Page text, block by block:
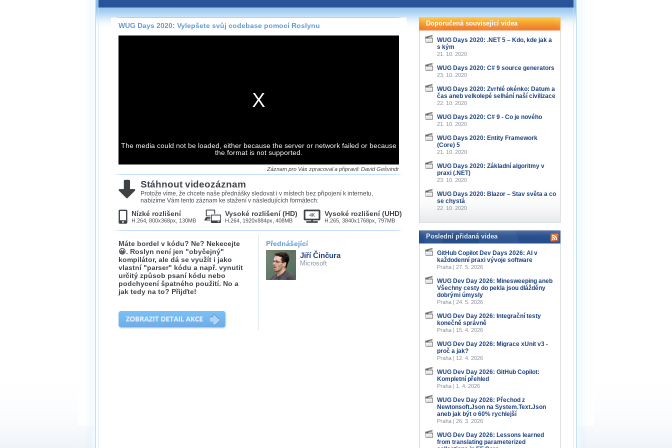
Záznamy na našem webu můžete pohodlně sledovat
přímo na stránce s využitím našehoHTML 5nebo
Silverlightpřehrávače.
neumožňuje, proto umožňujeme stahování vybraných
Velmi staré záznamy máme historicky uložené
ve formátu, který není vhodný pro stahování,
proto je ke stažení nenabízíme.
WUG Days 2020: Vylepšete svůj codebase pomocí Roslynu
The media could not be loaded, either because the server or network failed or because
the format is not supported.
Záznam pro Vás zpracoval a připravil: David Gešvindr
Stáhnout videozáznam
Protože víme, že chcete naše přednášky sledovat i v místech bez připojení k internetu,
nabízíme Vám tento záznam ke stažení v následujících formátech:
Nízké rozlišení
H.264, 800x368px, 130MB
Vysoké rozlišení (HD)
H.264, 1920x884px, 408MB
Vysoké rozlišení (UHD)
H.265, 3840x1768px, 797MB
Máte bordel v kódu? Ne? Nekecejte
😀. Roslyn není jen "obyčejný"
kompilátor, ale dá se využít i jako
vlastní "parser" kódu a např. vynutit
určitý způsob psaní kódu nebo
podchycení špatného použití. No a
jak tedy na to? Přijďte!
Přednášející
Jiří Činčura
Microsoft
Doporučená související videa
WUG Days 2020: .NET 5 – Kdo, kde jak a
s kým
21. 10. 2020
WUG Days 2020: C# 9 source generators
23. 10. 2020
WUG Days 2020: Zvrhlé okénko: Datum a
čas aneb velkolepé selhání naší civilizace
22. 10. 2020
WUG Days 2020: C# 9 - Co je nového
21. 10. 2020
WUG Days 2020: Entity Framework
(Core) 5
21. 10. 2020
WUG Days 2020: Základní algoritmy v
praxi (.NET)
23. 10. 2020
WUG Days 2020: Blazor – Stav světa a co
se chystá
22. 10. 2020
Poslední přidaná videa
GitHub Copilot Dev Days 2026: AI v
každodenní praxi vývoje software
Praha | 27. 5. 2026
WUG Dev Day 2026: Minesweeping aneb
Všechny cesty do pekla jsou dlážděny
dobrými úmysly
Praha | 24. 5. 2026
WUG Dev Day 2026: Integrační testy
konečně správně
Praha | 15. 4. 2026
WUG Dev Day 2026: Migrace xUnit v3 -
proč a jak?
Praha | 12. 4. 2026
WUG Dev Day 2026: GitHub Copilot:
Kompletní přehled
Praha | 1. 4. 2026
WUG Dev Day 2026: Přechod z
Newtonsoft.Json na System.Text.Json
aneb jak být o 60% rychlejší
Praha | 26. 3. 2026
WUG Dev Day 2026: Lessons learned
from translating parameterized